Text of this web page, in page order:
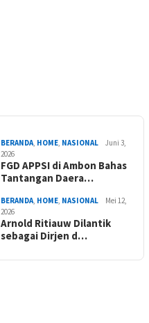
BERANDA, HOME, NASIONAL
Juni 3,
2026
FGD APPSI di Ambon Bahas
Tantangan Daera…
BERANDA, HOME, NASIONAL
Mei 12,
2026
Arnold Ritiauw Dilantik
sebagai Dirjen d…